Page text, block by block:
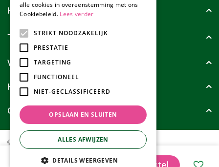
Gardena Combisystem Onkruidkrabber 7cm
Klantenservice
Tuincollectie
Wie zijn wij?
Klanten geven ons
Contact
© Tuincollectie.nl
Green Solutions
Tuincentrum Overzicht
alle cookies in overeenstemming met ons
Cookiebeleid. Lees verder
STRIKT NOODZAKELIJK
PRESTATIE
TARGETING
FUNCTIONEEL
NIET-GECLASSIFICEERD
OPSLAAN EN SLUITEN
ALLES AFWIJZEN
DETAILS WEERGEVEN